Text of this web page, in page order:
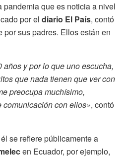
pandemia que es noticia a nivel
por el diario El País, contó
por sus padres. Ellos están en
años y por lo que uno escucha,
que nada tienen que ver con
preocupa muchísimo,
comunicación con ellos», contó
se refiere públicamente a
en Ecuador, por ejemplo,